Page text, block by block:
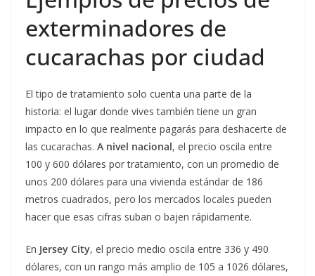
exterminadores de
cucarachas por ciudad
El tipo de tratamiento solo cuenta una parte de la
historia: el lugar donde vives también tiene un gran
impacto en lo que realmente pagarás para deshacerte de
las cucarachas. A nivel nacional, el precio oscila entre
100 y 600 dólares por tratamiento, con un promedio de
unos 200 dólares para una vivienda estándar de 186
metros cuadrados, pero los mercados locales pueden
hacer que esas cifras suban o bajen rápidamente.
En Jersey City, el precio medio oscila entre 336 y 490
dólares, con un rango más amplio de 105 a 1026 dólares,